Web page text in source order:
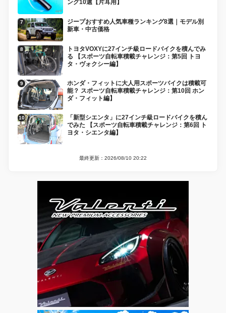
ング10選【片耳用】
ジープおすすめ人気車種ランキング8選｜モデル別
新車・中古価格
トヨタVOXYに27インチ級ロードバイクを積んでみ
る 【スポーツ自転車積載チャレンジ：第5回 トヨ
タ・ヴォクシー編】
ホンダ・フィットに大人用スポーツバイクは積載可
能？ スポーツ自転車積載チャレンジ：第10回 ホン
ダ・フィット編】
「新型シエンタ」に27インチ級ロードバイクを積ん
でみた 【スポーツ自転車積載チャレンジ：第6回 ト
ヨタ・シエンタ編】
最終更新：2026/08/10 20:22